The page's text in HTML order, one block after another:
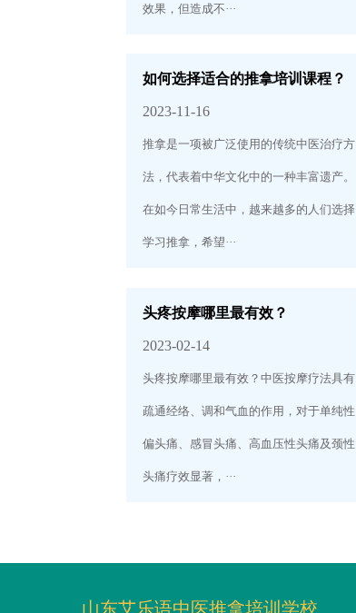
效果，但造成不···
如何选择适合的推拿培训课程？
2023-11-16
推拿是一项被广泛使用的传统中医治疗方
法，代表着中华文化中的一种丰富遗产。
在如今日常生活中，越来越多的人们选择
学习推拿，希望···
头疼按摩哪里最有效？
2023-02-14
头疼按摩哪里最有效？中医按摩疗法具有
疏通经络、调和气血的作用，对于单纯性
偏头痛、感冒头痛、高血压性头痛及颈性
头痛疗效显著，···
山东艾乐语中医推拿培训学校